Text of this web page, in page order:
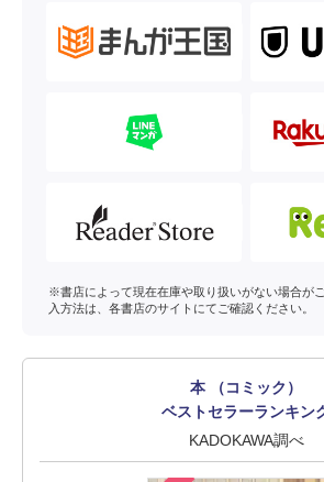
※書店によって現在在庫や取り扱いがない場合が
入方法は、各書店のサイトにてご確認ください。
本 （コミック）
ベストセラーランキン
KADOKAWA調べ